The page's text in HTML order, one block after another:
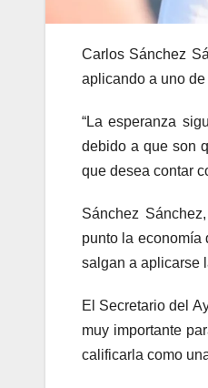
Carlos Sánchez
aplicando a uno
“La esperanza
debido a que son
que desea contar
Sánchez
punto la economía
salgan a aplicarse
El Secretario del
muy importante
calificarla como